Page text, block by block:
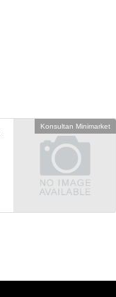
Konsultan Minimarket